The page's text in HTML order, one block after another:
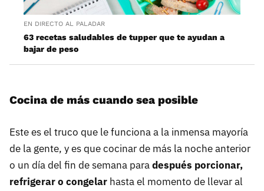
EN DIRECTO AL PALADAR
63 recetas saludables de tupper que te ayudan a
bajar de peso
Cocina de más cuando sea posible
Este es el truco que le funciona a la inmensa mayoría
de la gente, y es que cocinar de más la noche anterior
o un día del fin de semana paradespués porcionar,
refrigerar o congelar hasta el momento de llevar al